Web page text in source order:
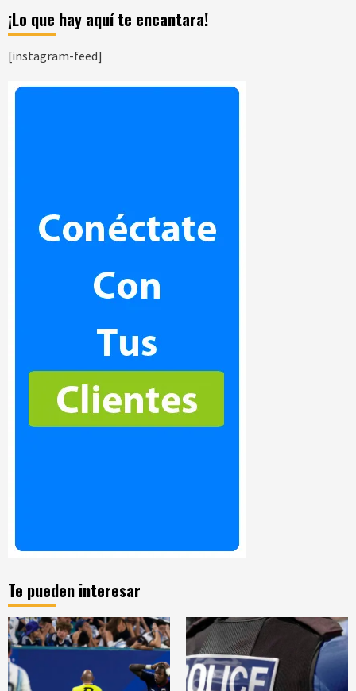
¡Lo que hay aquí te encantara!
[instagram-feed]
Te pueden interesar